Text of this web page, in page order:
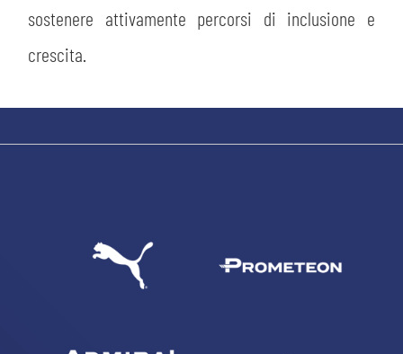
sostenere attivamente percorsi di inclusione e
crescita.
sempre abilitati